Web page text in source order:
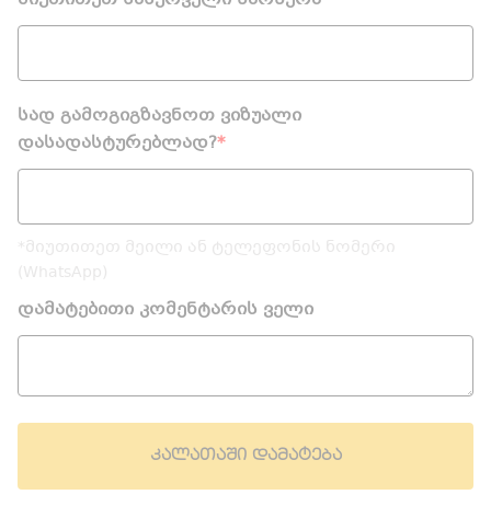
სად გამოგიგზავნოთ ვიზუალი
დასადასტურებლად?*
*მიუთითეთ მეილი ან ტელეფონის ნომერი
(WhatsApp)
დამატებითი კომენტარის ველი
კალათაში დამატება